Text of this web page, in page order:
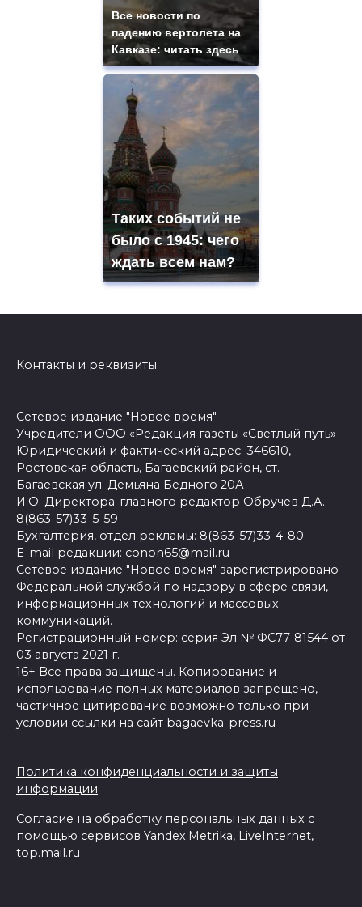
Все новости по
падению вертолета на
Кавказе: читать здесь
Таких событий не
было с 1945: чего
ждать всем нам?
Контакты и реквизиты
Сетевое издание "Новое время"
Учредители ООО «Редакция газеты «Светлый путь»
Юридический и фактический адрес: 346610,
Ростовская область, Багаевский район, ст.
Багаевская ул. Демьяна Бедного 20А
И.О. Директора-главного редактор Обручев Д.А.:
8(863-57)33-5-59
Бухгалтерия, отдел рекламы: 8(863-57)33-4-80
E-mail редакции: conon65@mail.ru
Сетевое издание "Новое время" зарегистрировано
Федеральной службой по надзору в сфере связи,
информационных технологий и массовых
коммуникаций.
Регистрационный номер: серия Эл № ФС77-81544 от
03 августа 2021 г.
16+ Все права защищены. Копирование и
использование полных материалов запрещено,
частичное цитирование возможно только при
условии ссылки на сайт bagaevka-press.ru
Политика конфиденциальности и защиты
информации
Согласие на обработку персональных данных с
помощью сервисов Yandex.Metrika, LiveInternet,
top.mail.ru